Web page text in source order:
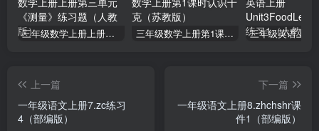
三年级数学上册上册第三单元《测量》练习题（人教版） 三年级数学上册第1课时认识千克（苏教版）
上一篇
一年级语文上册7.zc练习
4（部编版）
下一篇
一年级语文上册8.zhchshr课
件1（部编版）